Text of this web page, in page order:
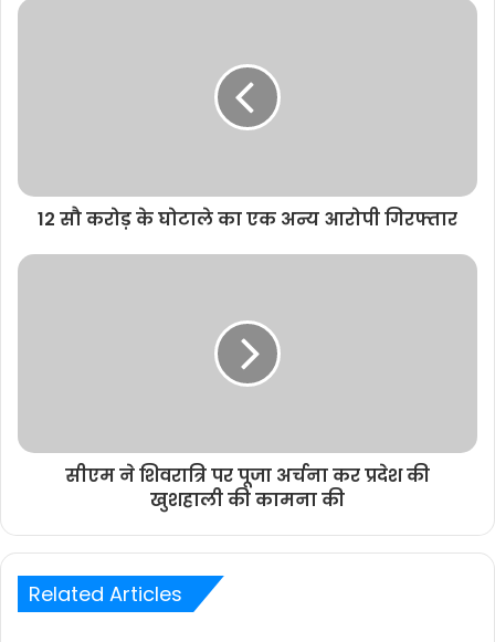
12 सौ करोड़ के घोटाले का एक अन्य आरोपी गिरफ्तार
सीएम ने शिवरात्रि पर पूजा अर्चना कर प्रदेश की
खुशहाली की कामना की
Related Articles